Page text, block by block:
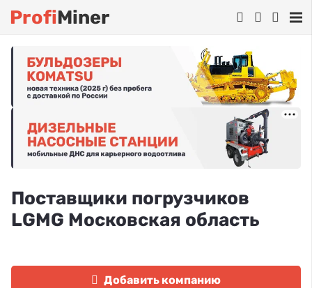
ProfiMiner
Поставщики погрузчиков
LGMG Московская область
Добавить компанию